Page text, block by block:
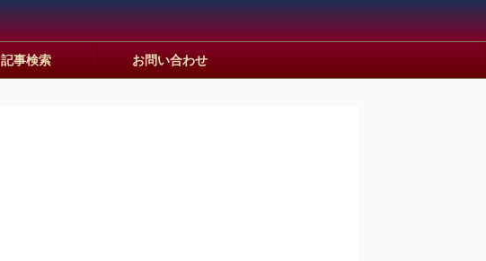
記事検索 お問い合わせ